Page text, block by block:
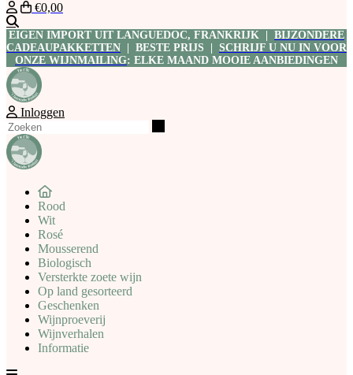
€0,00
EIGEN IMPORT UIT LANGUEDOC, FRANKRIJK | BIJZONDERE
CADEAUPAKKETTEN | BESTE PRIJS | SCHRIJF U NU IN VOOR
ONZE WIJNMAILING: ELKE MAAND MOOIE AANBIEDINGEN
Inloggen
Rood
Wit
Rosé
Mousserend
Biologisch
Versterkte zoete wijn
Op land gesorteerd
Geschenken
Wijnproeverij
Wijnverhalen
Informatie